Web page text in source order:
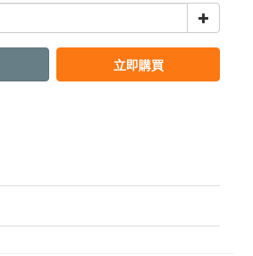
立即購買